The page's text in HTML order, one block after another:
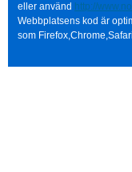
eller använd http://
Webbplatsens kod är
som